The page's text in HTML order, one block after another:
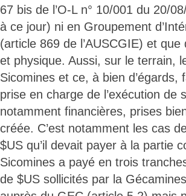
67 bis de l’O-L n° 10/001 du 20/
à ce jour) ni en Groupement
(article 869 de l’AUSCGIE) et
et physique. Aussi, sur le terrain,
Sicomines et ce, à bien
prise en charge de l’exécution de
notamment financières, prises
créée. C’est notamment les cas
$US qu’il devait payer à la partie
Sicomines a payé en trois
de $US sollicités par la